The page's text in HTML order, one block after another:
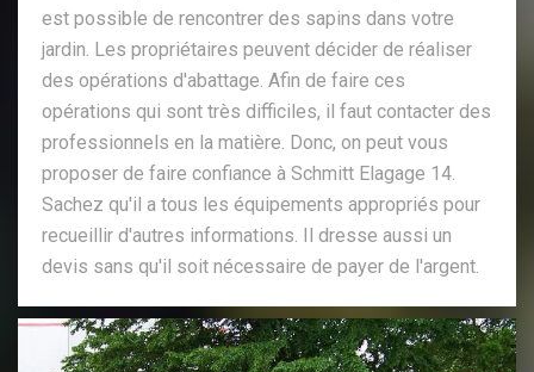
est possible de rencontrer des sapins dans votre
jardin. Les propriétaires peuvent décider de réaliser
des opérations d'abattage. Afin de faire ces
opérations qui sont très difficiles, il faut contacter des
professionnels en la matière. Donc, on peut vous
proposer de faire confiance à Schmitt Elagage 14.
Sachez qu'il a tous les équipements appropriés pour
recueillir d'autres informations. Il dresse aussi un
devis sans qu'il soit nécessaire de payer de l'argent.